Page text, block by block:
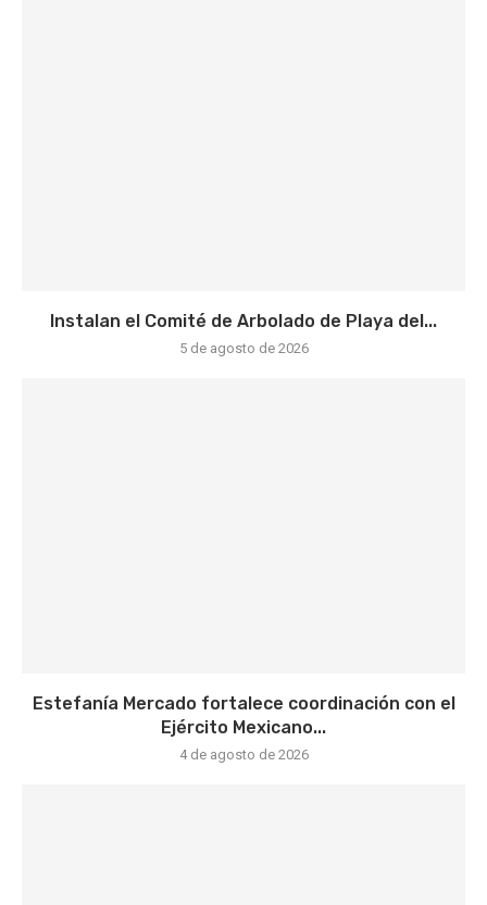
Instalan el Comité de Arbolado de Playa del...
5 de agosto de 2026
Estefanía Mercado fortalece coordinación con el
Ejército Mexicano...
4 de agosto de 2026